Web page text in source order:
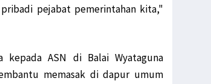
pejabat pemerintahan kita,"
kepada ASN di Balai Wyataguna
memasak di dapur umum